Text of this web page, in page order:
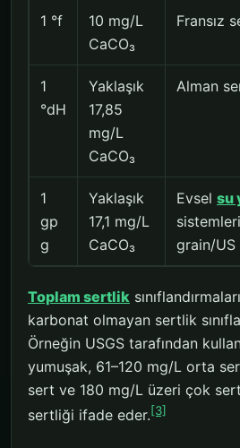
1 °f
10 mg/L
CaCO₃
Fransız
1
°dH
Yaklaşık
17,85
mg/L
CaCO₃
Alman
1
gp
g
Yaklaşık
17,1 mg/L
CaCO₃
Evsel su
grain/
Toplam sertlik
karbonat olmayan sertlik
Örneğin USGS tarafından
yumuşak, 61–120 mg/L orta
sert ve 180 mg/L üzeri çok sert
sertliği ifade eder.[3]